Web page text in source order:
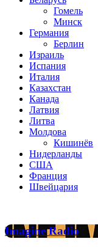
Гомель
Минск
Германия
Берлин
Израиль
Испания
Италия
Казахстан
Канада
Латвия
Литва
Молдова
Кишинёв
Нидерланды
США
Франция
Швейцария
Imagine
Radio
Imagine Radio